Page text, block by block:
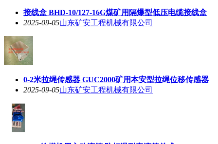
接线盒 BHD-10/127-16G煤矿用隔爆型低压电缆接线盒
2025-09-05山东矿安工程机械有限公司
0-2米拉绳传感器 GUC2000矿用本安型拉绳位移传感器
2025-09-05山东矿安工程机械有限公司